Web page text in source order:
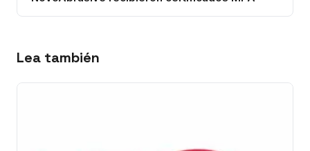
Lea también